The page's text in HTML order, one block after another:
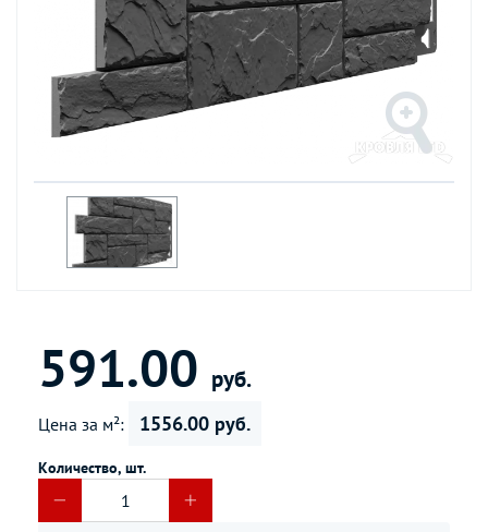
591.00 руб.
Цена за м²: 1556.00 руб.
Количество, шт.